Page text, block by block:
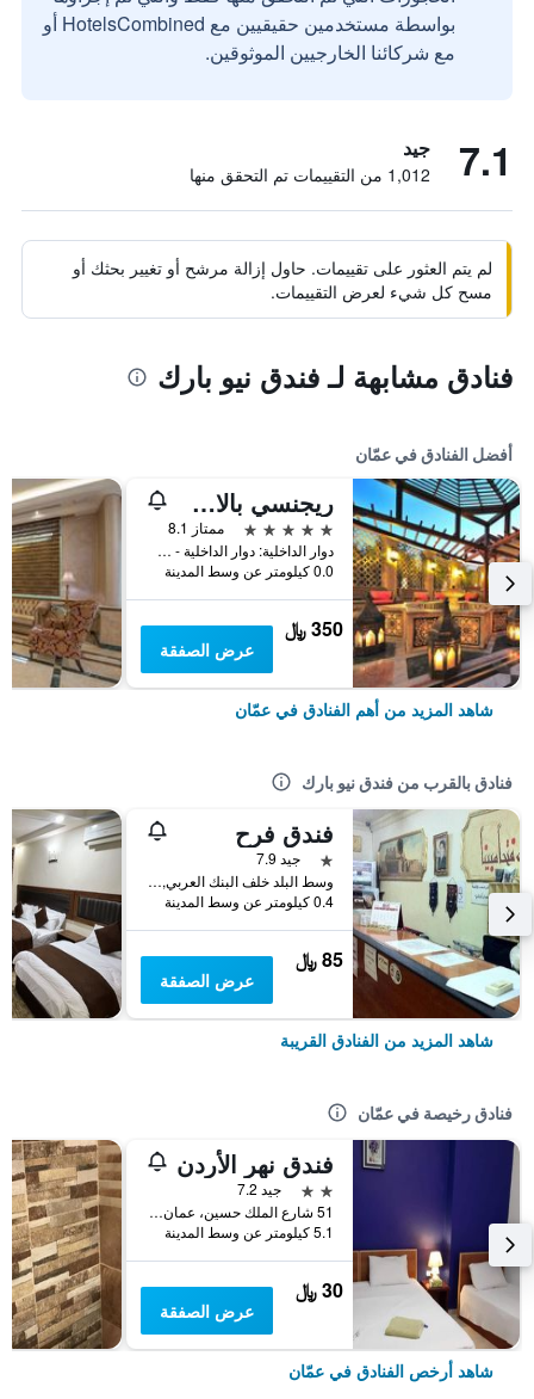
بواسطة مستخدمين حقيقيين مع HotelsCombined أو
مع شركائنا الخارجيين الموثوقين.
7.1 جيد
1,012 من التقييمات تم التحقق منها
لم يتم العثور على تقييمات. حاول إزالة مرشح أو تغيير بحثك أو
مسح كل شيء لعرض التقييمات.
فنادق مشابهة لـ فندق نيو بارك
أفضل الفنادق في عمّان
ريجنسي بالاس عمان
5 نجوم
ممتاز 8.1
دوار الداخلية: دوار الداخلية - شارع الملكة علياء باتجاه دوار المدينة الرياضي, عمّان, الأردن
0.0 كيلومتر عن وسط المدينة
350 ﷼
عرض الصفقة
شاهد المزيد من أهم الفنادق في عمّان
فنادق بالقرب من فندق نيو بارك
فندق فرح
نجمة واحدة
جيد 7.9
وسط البلد خلف البنك العربي, عمّان, الأردن
0.4 كيلومتر عن وسط المدينة
85 ﷼
عرض الصفقة
شاهد المزيد من الفنادق القريبة
فنادق رخيصة في عمّان
فندق نهر الأردن
2 نجمتين
جيد 7.2
51 شارع الملك حسين، عمان ، الأردن, عمّان, الأردن
5.1 كيلومتر عن وسط المدينة
30 ﷼
عرض الصفقة
شاهد أرخص الفنادق في عمّان